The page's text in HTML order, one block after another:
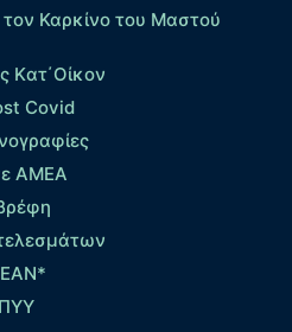
Καρκίνο του Μαστού
Kατ΄Οίκον
Covid
ΑΜΕΑ